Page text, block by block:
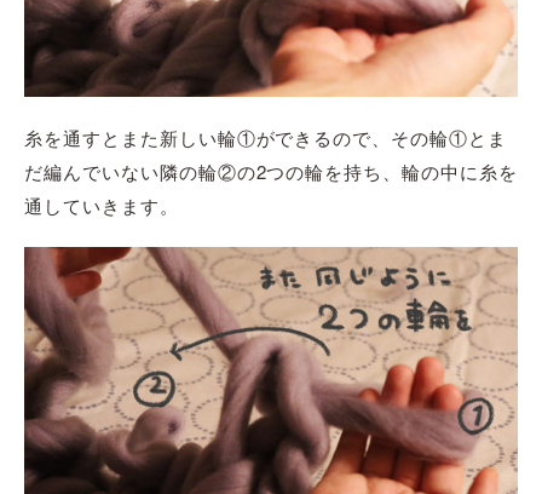
糸を通すとまた新しい輪①ができるので、その輪①とま
だ編んでいない隣の輪②の2つの輪を持ち、輪の中に糸を
通していきます。